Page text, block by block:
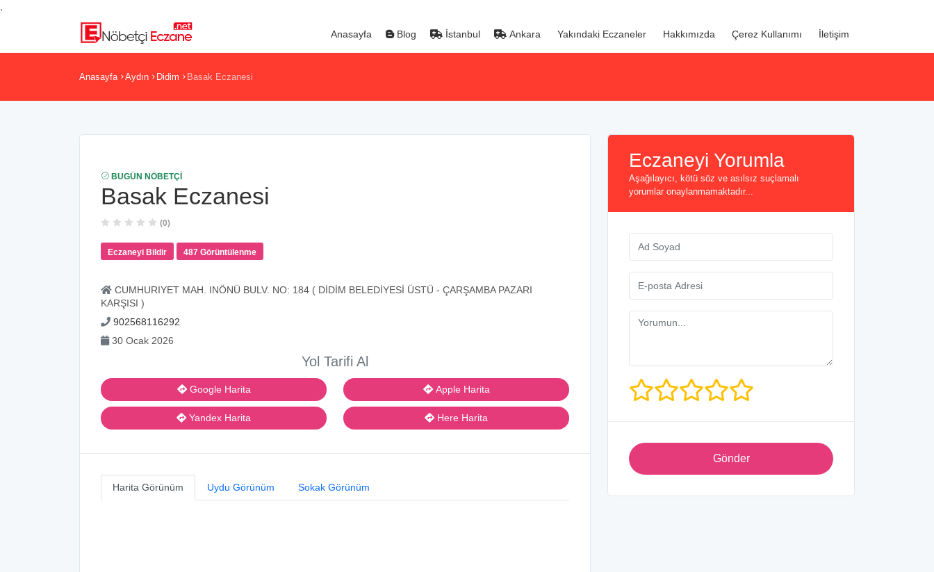
Anasayfa Blog İstanbul Ankara Yakındaki Eczaneler Hakkımızda Çerez Kullanımı İletişim
Anasayfa Aydın Didim Basak Eczanesi
BUGÜN NÖBETÇI
Basak Eczanesi
(0)
Eczaneyi Bildir 487 Görüntülenme
CUMHURIYET MAH. INÖNÜ BULV. NO: 184 ( DİDİM BELEDİYESİ ÜSTÜ - ÇARŞAMBA PAZARI
KARŞISI )
902568116292
30 Ocak 2026
Yol Tarifi Al
Google Harita
Yandex Harita
Apple Harita
Here Harita
Harita Görünüm Uydu Görünüm Sokak Görünüm
Eczaneyi Yorumla
Aşağılayıcı, kötü söz ve asılsız suçlamalı
yorumlar onaylanmamaktadır...
Gönder